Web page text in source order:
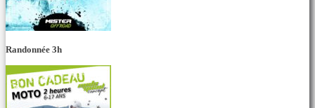
Randonnée 3h